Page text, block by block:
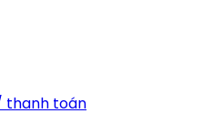
thanh toán